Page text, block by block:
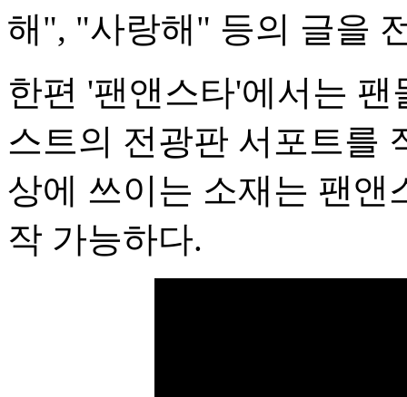
해", "사랑해" 등의 글을
한편 '팬앤스타'에서는
스트의 전광판 서포트를
상에 쓰이는 소재는 팬앤
작 가능하다.